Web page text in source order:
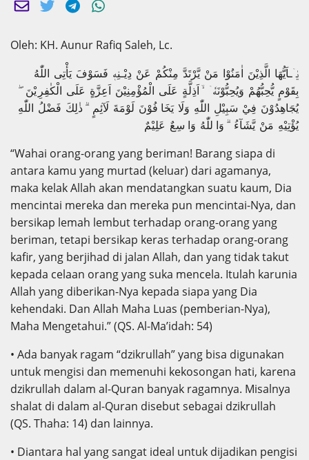
Oleh: KH. Aunur Rafiq Saleh, Lc.
يٰۤـاَيُّهَا الَّذِيْنَ اٰمَنُوْا مَنْ يَّرْتَدَّ مِنْكُمْ عَنْ دِيْـنِهٖ فَسَوْفَ يَأْتِى اللّٰهُ
بِقَوْمٍ يُّحِبُّهُمْ وَيُحِبُّوْنَهٗۤ ۙ اَذِلَّةٍ عَلَى الْمُؤْمِنِيْنَ اَعِزَّةٍ عَلَى الْكٰفِرِ يْنَ ۖ
يُجَاهِدُوْنَ فِيْ سَبِيْلِ اللّٰهِ وَلَا يَخَا فُوْنَ لَوْمَةَ لَآئِمٍ ۗ ذٰلِكَ فَضْلُ اللّٰهِ
يُؤْتِيْهِ مَنْ يَّشَآءُ ۗ وَا للّٰهُ وَا سِعٌ عَلِيْمٌ
“Wahai orang-orang yang beriman! Barang siapa di
antara kamu yang murtad (keluar) dari agamanya,
maka kelak Allah akan mendatangkan suatu kaum, Dia
mencintai mereka dan mereka pun mencintai-Nya, dan
bersikap lemah lembut terhadap orang-orang yang
beriman, tetapi bersikap keras terhadap orang-orang
kafir, yang berjihad di jalan Allah, dan yang tidak takut
kepada celaan orang yang suka mencela. Itulah karunia
Allah yang diberikan-Nya kepada siapa yang Dia
kehendaki. Dan Allah Maha Luas (pemberian-Nya),
Maha Mengetahui.” (QS. Al-Ma’idah: 54)
• Ada banyak ragam “dzikrullah” yang bisa digunakan
untuk mengisi dan memenuhi kekosongan hati, karena
dzikrullah dalam al-Quran banyak ragamnya. Misalnya
shalat di dalam al-Quran disebut sebagai dzikrullah
(QS. Thaha: 14) dan lainnya.
• Diantara hal yang sangat ideal untuk dijadikan pengisi